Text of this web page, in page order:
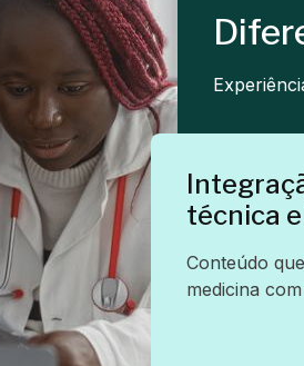
técnica
Conteúdo
medicina